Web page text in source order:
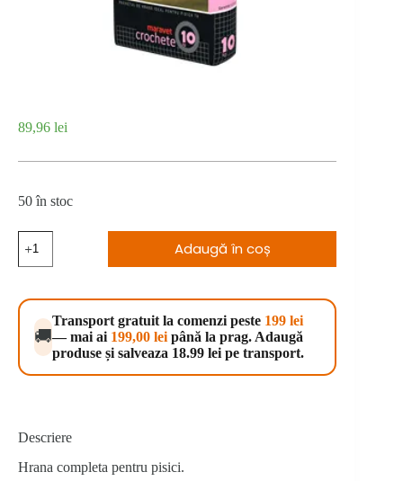
89,96 lei
50 în stoc
Hrana
Maracat
10
kg
Adaugă în coș
🚚
Transport gratuit la comenzi peste 199 lei
— mai ai 199,00 lei până la prag. Adaugă
produse și salveaza 18.99 lei pe transport.
Descriere
Hrana completa pentru pisici.